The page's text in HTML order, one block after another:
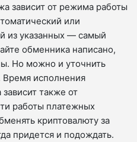
зависит от режима работы
или
из указанных — самый
обменника написано,
Но можно и уточнить
исполнения
также от
работы платежных
криптовалюту за
придется и подождать.